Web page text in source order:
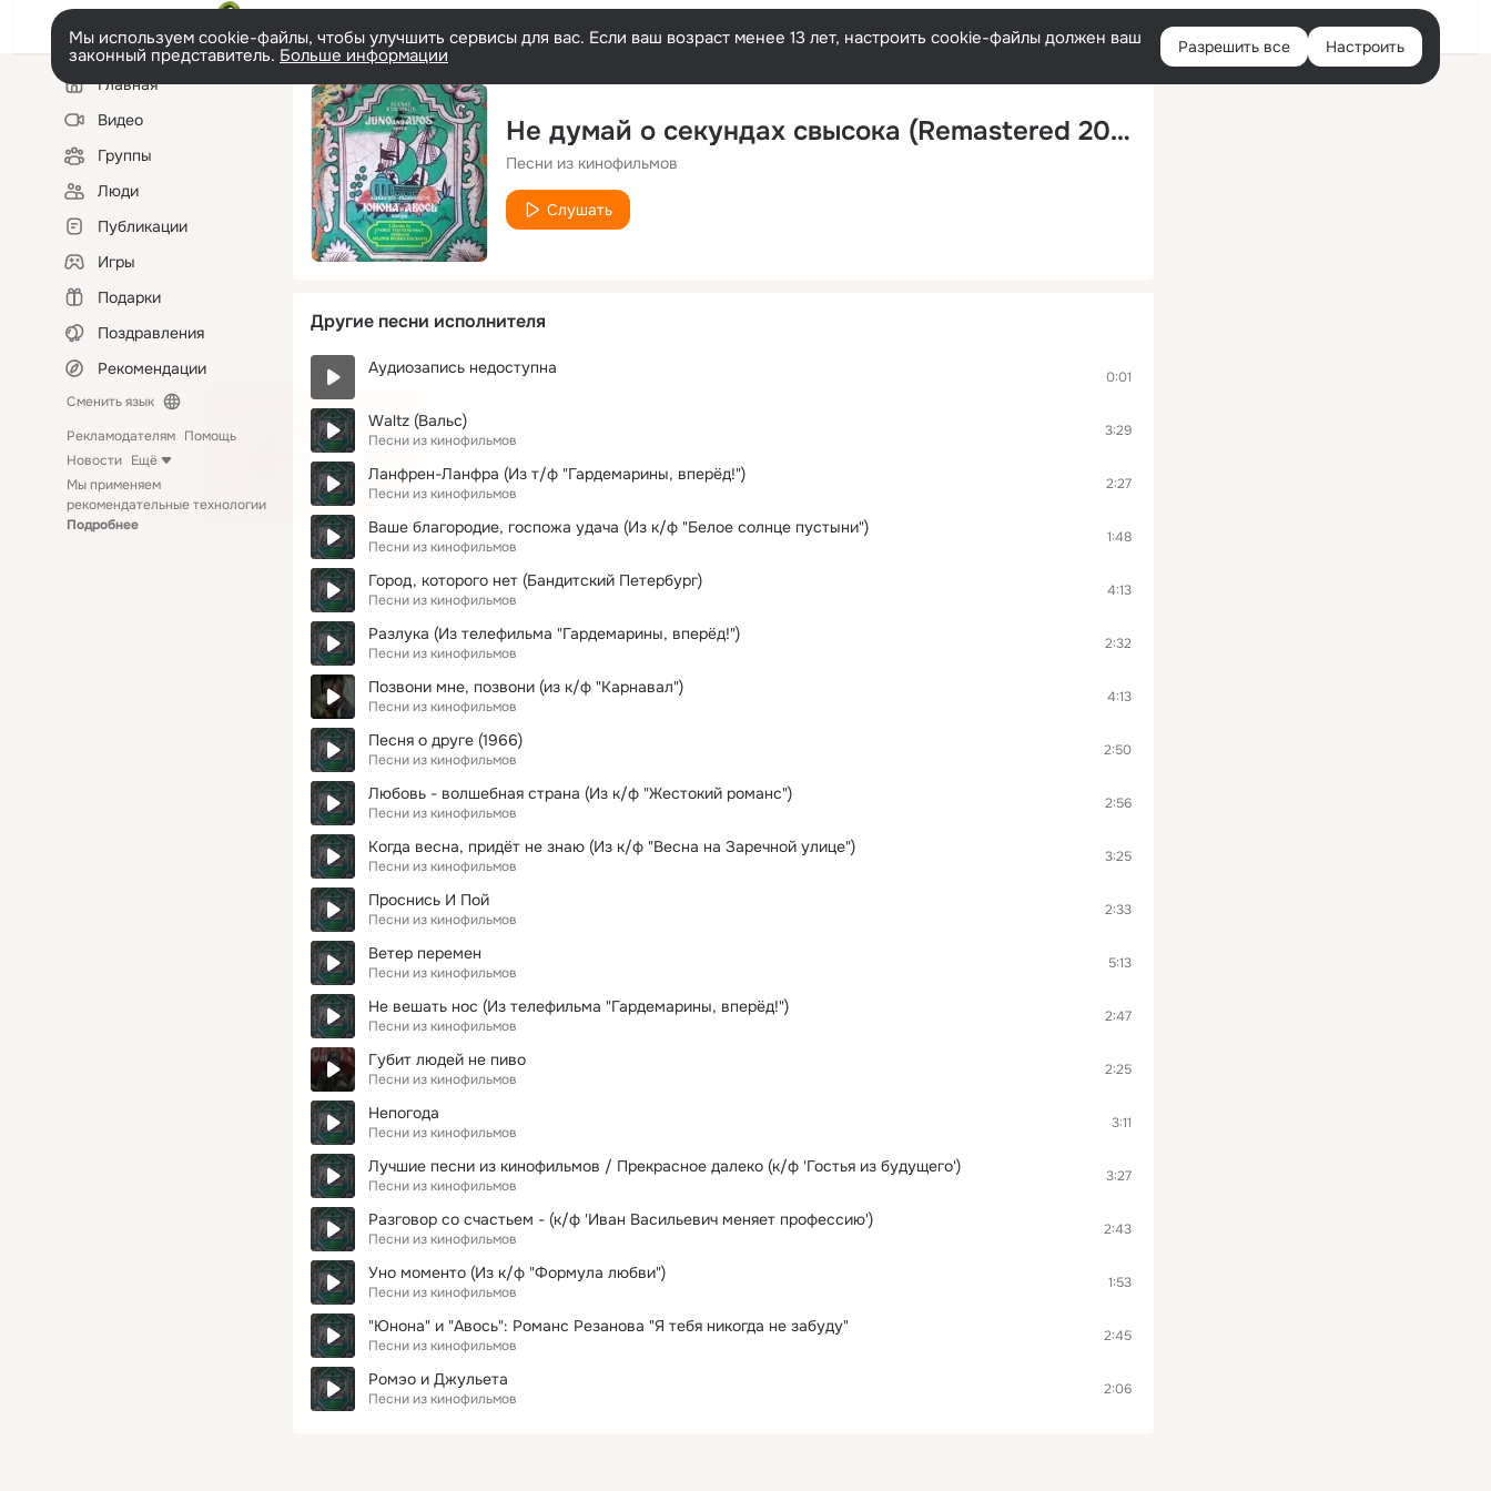
Войти
Мы используем cookie-файлы, чтобы улучшить сервисы для вас. Если ваш возраст менее 13 лет, настроить cookie-файлы должен ваш
законный представитель. Больше информации Разрешить все Настроить
Левая
колонкаГлавная
Видео
Группы
Люди
Публикации
Игры
Подарки
Поздравления
Рекомендации
Сменить язык
Рекламодателям Помощь
Новости Ещё
Мы применяем
рекомендательные технологии
Подробнее
Не думай о секундах свысока (Remastered 2024)
Песни из кинофильмов
Слушать
Другие песни исполнителя
Аудиозапись недоступна 0:01
Waltz (Вальс)
Песни из кинофильмов
3:29
Ланфрен-Ланфра (Из т/ф "Гардемарины, вперёд!")
Песни из кинофильмов
2:27
Ваше благородие, госпожа удача (Из к/ф "Белое солнце пустыни")
Песни из кинофильмов
1:48
Город, которого нет (Бандитский Петербург)
Песни из кинофильмов
4:13
Разлука (Из телефильма "Гардемарины, вперёд!")
Песни из кинофильмов
2:32
Позвони мне, позвони (из к/ф "Карнавал")
Песни из кинофильмов
4:13
Песня о друге (1966)
Песни из кинофильмов
2:50
Любовь - волшебная страна (Из к/ф "Жестокий романс")
Песни из кинофильмов
2:56
Когда весна, придёт не знаю (Из к/ф "Весна на Заречной улице")
Песни из кинофильмов
3:25
Проснись И Пой
Песни из кинофильмов
2:33
Ветер перемен
Песни из кинофильмов
5:13
Не вешать нос (Из телефильма "Гардемарины, вперёд!")
Песни из кинофильмов
2:47
Губит людей не пиво
Песни из кинофильмов
2:25
Непогода
Песни из кинофильмов
3:11
Лучшие песни из кинофильмов / Прекрасное далеко (к/ф 'Гостья из будущего')
Песни из кинофильмов
3:27
Разговор со счастьем - (к/ф 'Иван Васильевич меняет профессию')
Песни из кинофильмов
2:43
Уно моменто (Из к/ф "Формула любви")
Песни из кинофильмов
1:53
"Юнона" и "Авось": Романс Резанова "Я тебя никогда не забуду"
Песни из кинофильмов
2:45
Ромэо и Джульета
Песни из кинофильмов
2:06